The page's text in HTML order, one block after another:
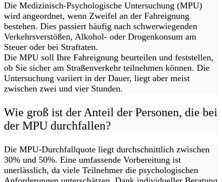
Die Medizinisch-Psychologische Untersuchung (MPU)
wird angeordnet, wenn Zweifel an der Fahreignung
bestehen. Dies passiert häufig nach schwerwiegenden
Verkehrsverstößen, Alkohol- oder Drogenkonsum am
Steuer oder bei Straftaten.
Die MPU soll Ihre Fahreignung beurteilen und feststellen,
ob Sie sicher am Straßenverkehr teilnehmen können. Die
Untersuchung variiert in der Dauer, liegt aber meist
zwischen zwei und vier Stunden.
Wie groß ist der Anteil der Personen, die bei
der MPU durchfallen?
Die MPU-Durchfallquote liegt durchschnittlich zwischen
30% und 50%. Eine umfassende Vorbereitung ist
unerlässlich, da viele Teilnehmer die psychologischen